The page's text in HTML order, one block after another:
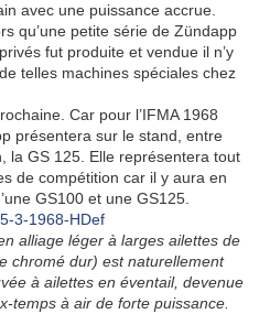
avec une puissance accrue.
qu’une petite série de Zündapp
fut produite et vendue il n’y
telles machines spéciales chez
Car pour l’IFMA 1968
présentera sur le stand, entre
la GS 125. Elle représentera tout
de compétition car il y aura en
GS100 et une GS125.
alliage léger à larges ailettes de
chromé dur) est naturellement
à ailettes en éventail, devenue
temps à air de forte puissance.